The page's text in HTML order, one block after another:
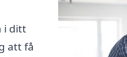
i ditt
att få